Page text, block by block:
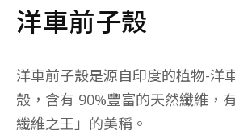
洋車前子殼
洋車前子殼是源自印度的植物-洋
殼，含有 90%豐富的天然纖維，
纖維之王」的美稱。